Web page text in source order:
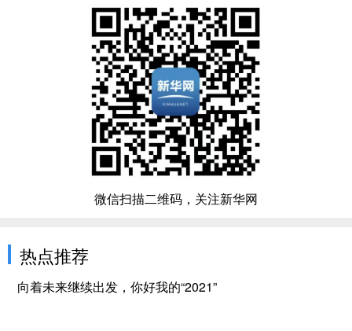
微信扫描二维码，关注新华网
热点推荐
向着未来继续出发，你好我的“2021”